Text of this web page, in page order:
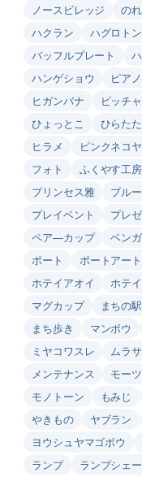
ノースビレッジ
の
ハクラン
ハグロト
バッフルプレート
ハンゲショウ
ピア
ヒガンバナ
ピッチ
ひょっとこ
ひらた
ヒラメ
ピンクネコ
フォト
ふくやす工房
プリンセス雅
ブルー
プレイベント
プレ
ペア―カップ
ベン
ポート
ポートアー
ホテイアオイ
ホテ
マグカップ
まちの
まち歩き
マンボウ
ミヤコワスレ
ムラ
メンテナンス
モー
モノトーン
もみじ
やきもの
ヤブラン
ヨウシュヤマゴボウ
ランプ
ランプシェ